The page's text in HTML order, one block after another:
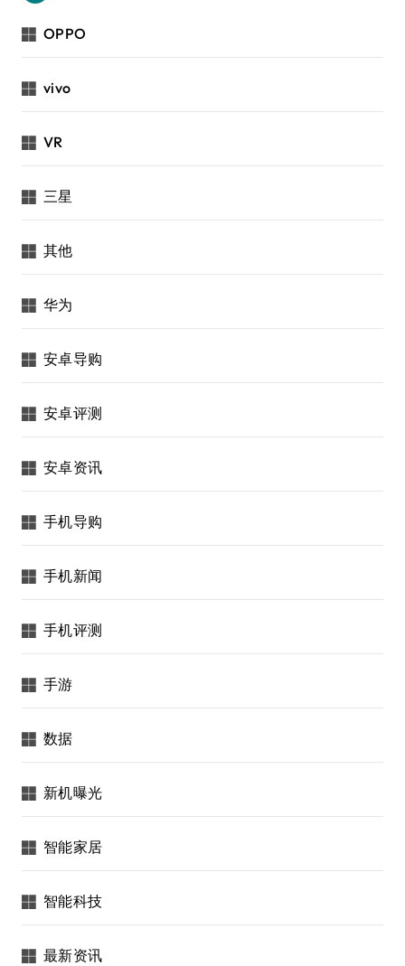
OPPO
vivo
VR
三星
其他
华为
安卓导购
安卓评测
安卓资讯
手机导购
手机新闻
手机评测
手游
数据
新机曝光
智能家居
智能科技
最新资讯